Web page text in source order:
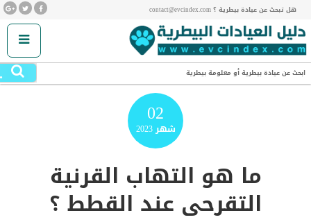
هل تبحث عن عيادة بيطرية ؟ contact@evcindex.com
ابحث عن عيادة بيطرية أو معلومة بيطرية
02
شهر2023
ما هو التهاب القرنية
التقرحى عند القطط ؟